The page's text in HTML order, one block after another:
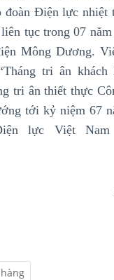
đoàn Điện lực nhiệt
tục trong 07
Mông Dương.
tri ân khách
tri ân thiết thực
tới kỷ niệm 67
lực Việt Nam